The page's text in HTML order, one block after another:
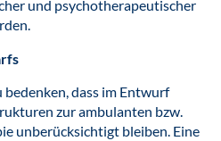
und psychotherapeutischer
dass im Entwurf
zur ambulanten bzw.
unberücksichtigt bleiben. Eine